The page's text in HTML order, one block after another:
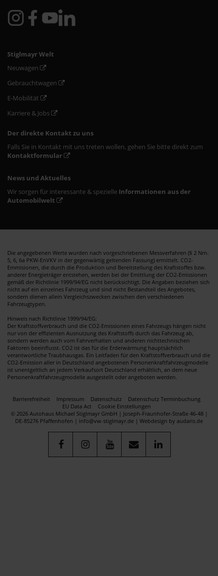
Stiglmayr Welt
Neuwagen
Gebrauchtwagen
E-Mobilität
Karriere & Jobs
Der direkte Kontakt zu uns
Falls Sie in Kontakt mit uns treten wollen, gehen Sie bitte direkt zum
Kontaktformular
News und Aktuelles
Wir sorgen für interessante & spezielle Informationen aus der
Automobilwelt
Die angegebenen Werte wurden nach vorgeschriebenen Messverfahren (§ 2 Nrn.
5, 6, 6a PKW-EnVKV in der gegenwärtig geltenden Fassung) ermittelt. CO2-
Emmisionen, die durch die Produktion und Bereitstellung des Kraftstoffes bzw.
anderer Energieträger entstehen, werden bei der Emittlung der CO2-Emissionen
gemäß der Richtlinie 1999/94/EG nicht berücksichtigt. Die Angaben beziehen sich
nicht auf ein einzelnes Fahrzeug und sind nicht Bestandteil des Angebotes,
sondern dienen allein Vergleichszwecken zwischen den verschiedenen
Fahrzeugtypen.
Hinweis nach Richtlinie 1999/94/EG:
Der Kraftstoffverbrauch und die CO2-Emissionen eines Fahrzeugs hängen nicht
nur von der effizienten Ausnutzung des Kraftstoffs durch das Fahrzeug ab,
sondern werden auch vom Fahrverhalten und anderen nichttechnischen
Faktoren beeinflusst. CO2 ist das für die Erderwärmung hauptsächlich
verantwortliche Traubhausgas. Ein Leitfaden für den Kraftstoffverbrauch und die
CO2-Emission aller in Deutschland angebotenen Personenkraftfahrzeugmodelle
ist unentgeltlich an jedem Verkaufsort Deutschland erhältlich, an dem neue
Personenkraftfahrzeugmodelle ausgestellt oder angeboten werden.
Barrierefreiheit Impressum Datenschutz
Datenschutz Terminbuchung
EU Data Act
Cookie Einstellungen
© 2026 Autohaus Michael Stiglmayr GmbH | Joseph-Fraunhofer-Straße 46-48 |
DE-85276 Pfaffenhofen | info@vw-stiglmayr.de | Webdesign by audaris.de